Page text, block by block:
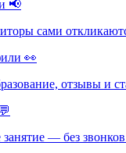
📢
сами
👀
отзывы и
занятие — без